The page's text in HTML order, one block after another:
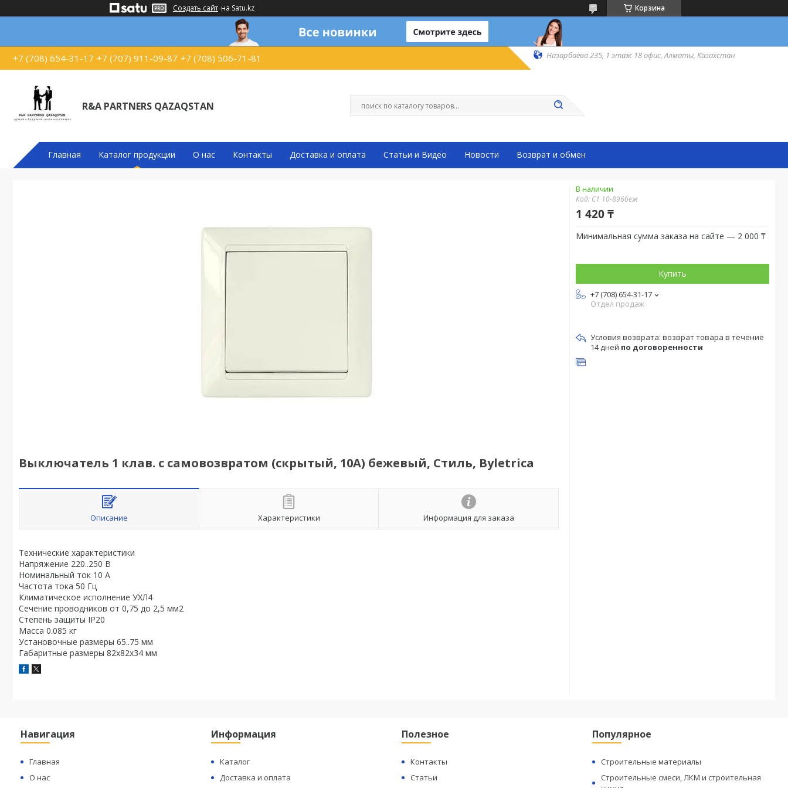
Создать сайт на Satu.kz Корзина
+7 (708) 654-31-17 +7 (707) 911-09-87 +7 (708) 506-71-81 Назарбаева 235, 1 этаж 18 офис, Алматы, Казахстан
R&A PARTNERS QAZAQSTAN
Главная Каталог продукции О нас Контакты Доставка и оплата Статьи и Видео Новости Возврат и обмен
Выключатель 1 клав. с самовозвратом (скрытый, 10А) бежевый, Стиль, Byletrica
Описание Характеристики Информация для заказа
Технические характеристики
Напряжение 220..250 В
Номинальный ток 10 А
Частота тока 50 Гц
Климатическое исполнение УХЛ4
Сечение проводников от 0,75 до 2,5 мм2
Степень защиты IP20
Масса 0.085 кг
Установочные размеры 65..75 мм
Габаритные размеры 82х82х34 мм
В наличии
Код: С1 10-896беж
1 420 ₸
Минимальная сумма заказа на сайте — 2 000 ₸
Купить
+7 (708) 654-31-17
Отдел продаж
возврат товара в течение
14 дней по договоренности
Навигация
Главная
О нас
Информация
Каталог
Доставка и оплата
Полезное
Контакты
Статьи
Популярное
Строительные материалы
Строительные смеси, ЛКМ и строительная